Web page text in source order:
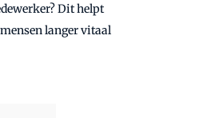
Dit helpt
langer vitaal